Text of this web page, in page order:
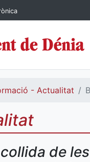
de
de
de
- Actualitat
de